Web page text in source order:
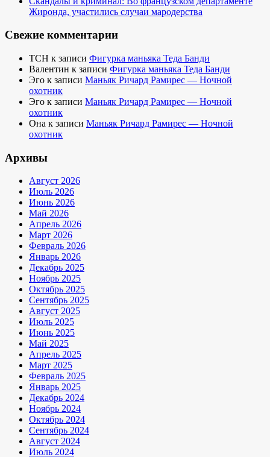
Жиронда, участились случаи мародерства
Свежие комментарии
TCH к записи Фигурка маньяка Теда Банди
Валентин к записи Фигурка маньяка Теда Банди
Эго к записи Маньяк Ричард Рамирес — Ночной
охотник
Эго к записи Маньяк Ричард Рамирес — Ночной
охотник
Она к записи Маньяк Ричард Рамирес — Ночной
охотник
Архивы
Август 2026
Июль 2026
Июнь 2026
Май 2026
Апрель 2026
Март 2026
Февраль 2026
Январь 2026
Декабрь 2025
Ноябрь 2025
Октябрь 2025
Сентябрь 2025
Август 2025
Июль 2025
Июнь 2025
Май 2025
Апрель 2025
Март 2025
Февраль 2025
Январь 2025
Декабрь 2024
Ноябрь 2024
Октябрь 2024
Сентябрь 2024
Август 2024
Июль 2024